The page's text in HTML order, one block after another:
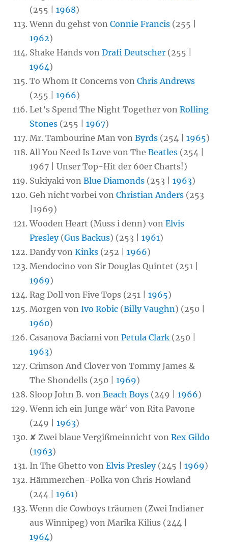
(255 |1968)
Wenn du gehst vonConnie Francis (255 |
1962)
Shake Hands vonDrafi Deutscher (255 |
1964)
To Whom It Concerns vonChris Andrews
(255 |1966)
Let’s Spend The Night Together vonRolling
Stones (255 |1967)
Mr. Tambourine Man vonByrds (254 |1965)
All You Need Is Love von TheBeatles (254 |
1967 | Unser Top-Hit der 60er Charts!)
Sukiyaki vonBlue Diamonds (253 |1963)
Geh nicht vorbei vonChristian Anders (253
|1969)
Wooden Heart (Muss i denn) vonElvis
Presley(Gus Backus) (253 |1961)
Dandy vonKinks (252 |1966)
Mendocino von Sir Douglas Quintet (251 |
1969)
Rag Doll von Five Tops (251 |1965)
Morgen vonIvo Robic (Billy Vaughn) (250 |
1960)
Casanova Baciami vonPetula Clark (250 |
1963)
Crimson And Clover von Tommy James &
The Shondells (250 |1969)
Sloop John B. vonBeach Boys (249 |1966)
Wenn ich ein Junge wär‘ von Rita Pavone
(249 |1963)
✘ Zwei blaue Vergißmeinnicht vonRex Gildo
(1963)
In The Ghetto vonElvis Presley(245 |1969)
Hämmerchen-Polka von Chris Howland
(244 |1961)
Wenn die Cowboys träumen (Zwei Indianer
aus Winnipeg) von Marika Kilius (244 |
1964)